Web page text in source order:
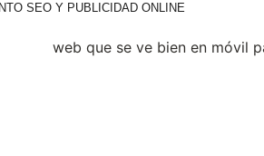
SEO Y PUBLICIDAD ONLINE